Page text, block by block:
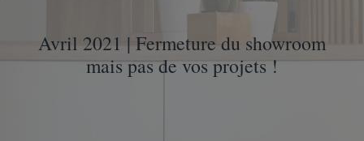
Avril 2021 | Fermeture du showroom
mais pas de vos projets !